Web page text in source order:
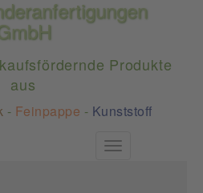
Produkte
aus
- Feinpappe - Kunststoff
Toggle